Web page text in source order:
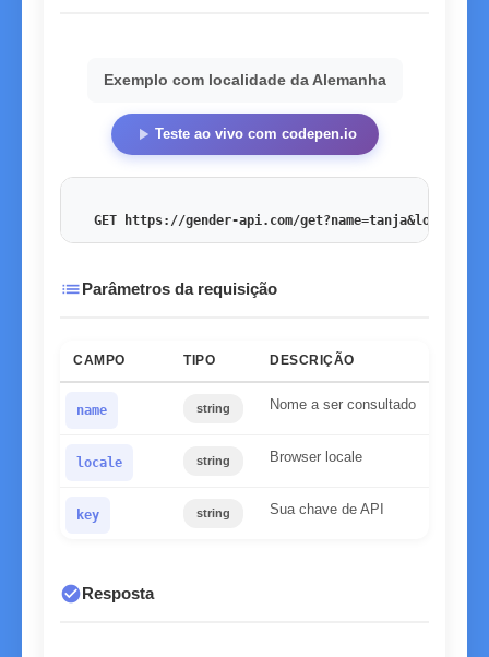
Exemplo com localidade da Alemanha
play_arrow Teste ao vivo com codepen.io
GET https://gender-api.com/
listParâmetros da requisição
CAMPO TIPO DESCRIÇÃO
name string Nome a ser consultado
locale string Browser locale
key string Sua chave de API
check_circleResposta